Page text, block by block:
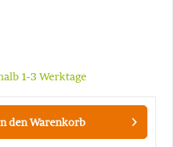
1-3 Werktage
denWarenkorb